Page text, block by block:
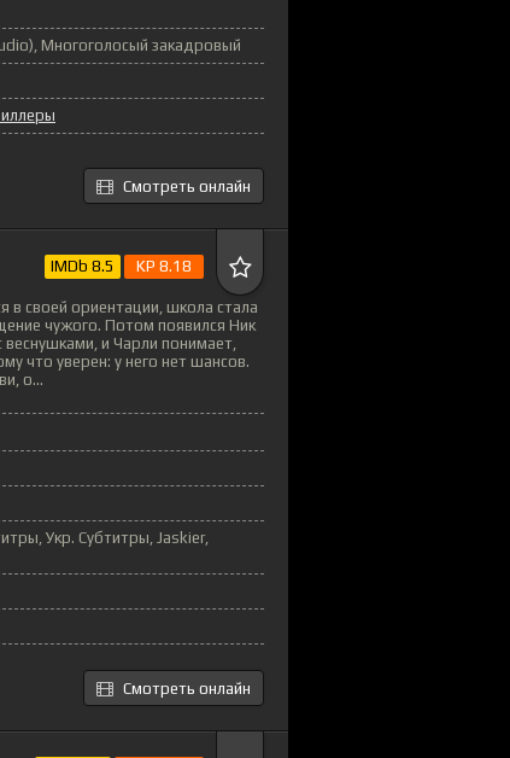
Многоголосый закадровый
Смотреть онлайн
IMDb 8.5 KP 8.18
в своей ориентации, школа стала
чужого. Потом появился Ник
и Чарли понимает,
что уверен: у него нет шансов.
о...
Укр. Субтитры, Jaskier,
Смотреть онлайн